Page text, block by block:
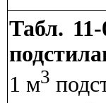
Табл.
1 м3